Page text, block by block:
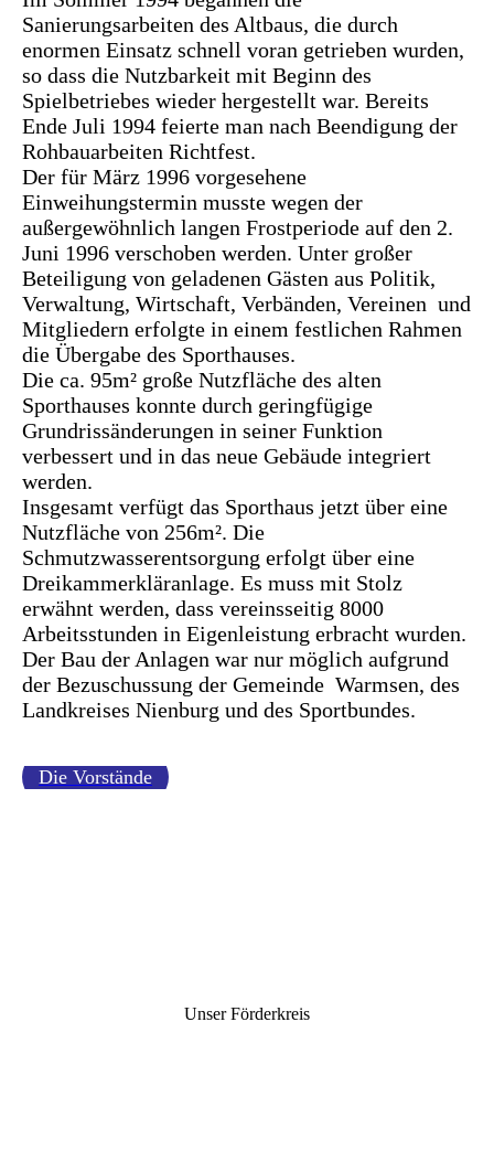
Sanierungsarbeiten des Altbaus, die durch
enormen Einsatz schnell voran getrieben wurden,
so dass die Nutzbarkeit mit Beginn des
Spielbetriebes wieder hergestellt war. Bereits
Ende Juli 1994 feierte man nach Beendigung der
Rohbauarbeiten Richtfest.
Der für März 1996 vorgesehene
Einweihungstermin musste wegen der
außergewöhnlich langen Frostperiode auf den 2.
Juni 1996 verschoben werden. Unter großer
Beteiligung von geladenen Gästen aus Politik,
Verwaltung, Wirtschaft, Verbänden, Vereinen und
Mitgliedern erfolgte in einem festlichen Rahmen
die Übergabe des Sporthauses.
Die ca. 95m² große Nutzfläche des alten
Sporthauses konnte durch geringfügige
Grundrissänderungen in seiner Funktion
verbessert und in das neue Gebäude integriert
werden.
Insgesamt verfügt das Sporthaus jetzt über eine
Nutzfläche von 256m². Die
Schmutzwasserentsorgung erfolgt über eine
Dreikammerkläranlage. Es muss mit Stolz
erwähnt werden, dass vereinsseitig 8000
Arbeitsstunden in Eigenleistung erbracht wurden.
Der Bau der Anlagen war nur möglich aufgrund
der Bezuschussung der Gemeinde Warmsen, des
Landkreises Nienburg und des Sportbundes.
Die Vorstände
Unser Förderkreis